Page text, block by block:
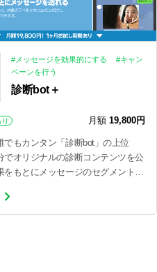
#メッセージを効果的にする
#キャン
ペーンを行う
診断bot＋
月額 19,800円
でもカンタン「診断bot」の上位
でオリジナルの診断コンテンツを公
をもとにメッセージのセグメント配